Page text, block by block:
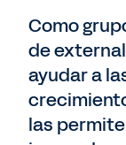
Como
de
ayudar a
las